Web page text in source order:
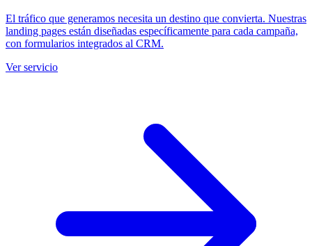
El tráfico que generamos necesita un destino que convierta. Nuestras
landing pages están diseñadas específicamente para cada campaña,
con formularios integrados al CRM.
Ver servicio